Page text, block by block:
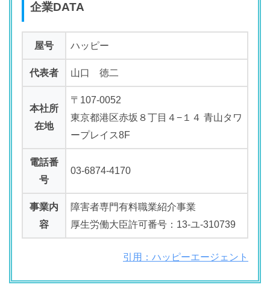
企業DATA
屋号 ハッピー
代表者 山口 徳二
本社所
在地
〒107-0052
東京都港区赤坂８丁目４−１４ 青山タワ
ープレイス8F
電話番
号
03-6874-4170
事業内
容
障害者専門有料職業紹介事業
厚生労働大臣許可番号：13-ユ-310739
引用：ハッピーエージェント